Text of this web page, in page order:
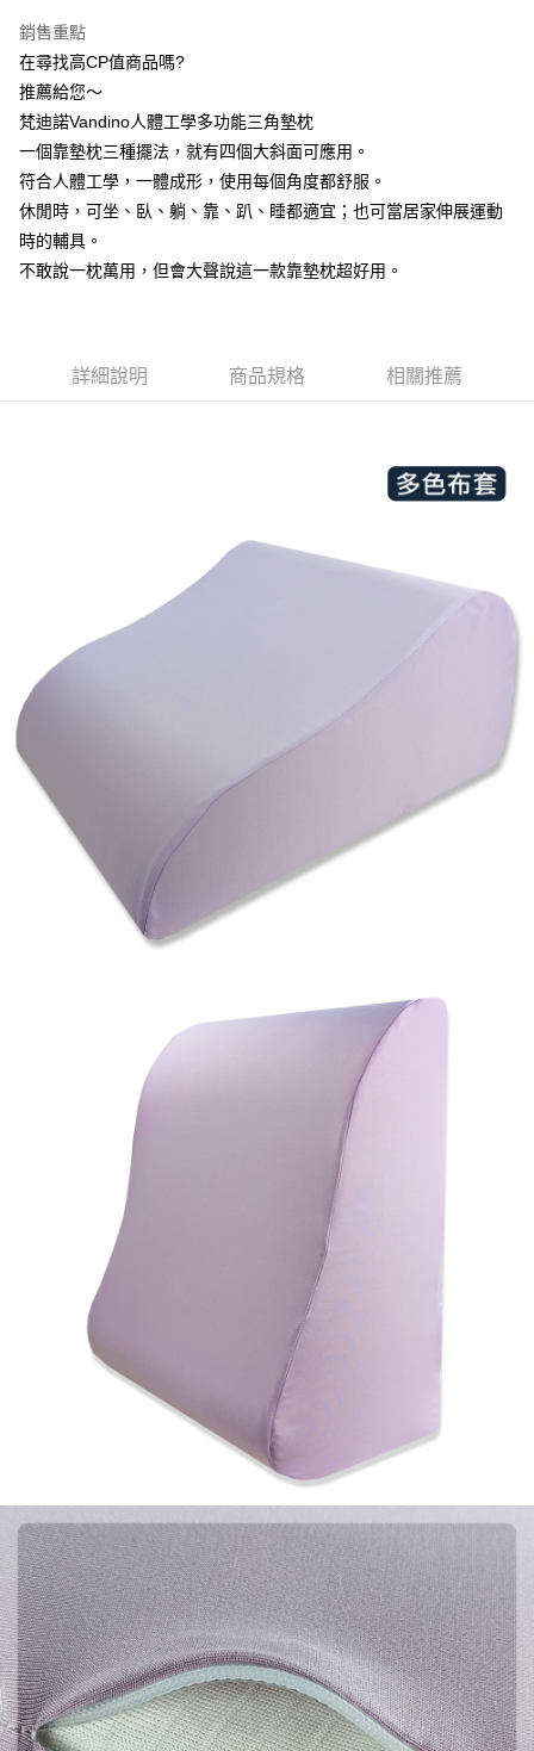
AFTEE先享後付
相關說明
【關於「AFTEE先享後付」】
AFTEE先享後付是「在收到商品之後才付款」的支付方式。 讓您購物簡單
便利好安心！
１．簡單：不需註冊會員、不需綁卡、不需儲值。
２．便利：只要手機號碼，簡訊認證，即可結帳。
【「AFTEE先享後付」結帳流程】
１．於結帳方式選擇「AFTEE先享後付」後，將跳轉至「AFTEE先享後付」
結帳頁面，進行簡訊認證並確認金額後，即可完成結帳。
※ 請注意：結帳手續完成當下不需立刻繳費，但若您需要取消訂單，請聯絡
購買商品的店家。未經商家同意取消之訂單仍視為有效，需透過AFTEE先享
https://netprotections.freshdesk.com/support/home
１．透過由恩沛科技股份有限公司提供之「AFTEE先享後付」服務完成之交
易，需依本服務之必要範圍內提供個人資料，並將交易相關給付款項請求債
權轉讓予恩沛科技股份有限公司。
２．關於個人資料處理事宜，請瀏覽以下網址：
https://aftee.tw/terms/#terms3
３．未成年的使用者請事先徵得法定代理人或監護人之同意方可使用
「AFTEE先享後付」，若未經同意申辦者引起之損失，本公司不負相關責
任。
４．使用「AFTEE先享後付」時，將依據個別帳號之用戶狀況，依本公司即
時審查核予不同之上限額度；若仍有額度不足之情形，本公司將視審查結果
５．嚴禁一人註冊多個帳號或使用他人資訊註冊。若發現惡意使用之情形，
恩沛科技股份有限公司將有權停止該用戶之使用額度並採取法律行動。
運送方式
宅配
每筆NT$100，滿NT$499(含以上)免運費
銷售重點
在尋找高CP值商品嗎?
推薦給您～
梵迪諾Vandino人體工學多功能三角墊枕
一個靠墊枕三種擺法，就有四個大斜面可應用。
符合人體工學，一體成形，使用每個角度都舒服。
休閒時，可坐、臥、躺、靠、趴、睡都適宜；也可當居家伸展運動
時的輔具。
不敢說一枕萬用，但會大聲說這一款靠墊枕超好用。
詳細說明 商品規格 相關推薦